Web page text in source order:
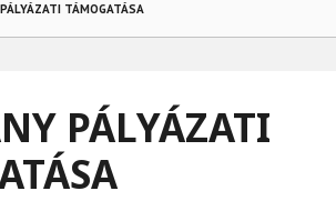
TÁMOGATÁSA
PÁLYÁZATI